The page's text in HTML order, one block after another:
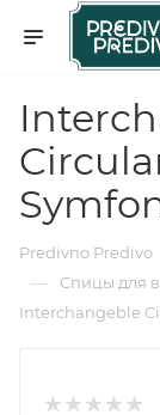
Predivno Predivo
— Спицы для
Interchangeble